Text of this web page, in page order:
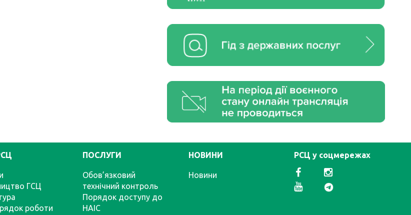
ГСЦ
роботи
ПОСЛУГИ
Обов’язковий
технічний контроль
Порядок доступу до
НАІС
НОВИНИ
Новини
РСЦ у соцмережах